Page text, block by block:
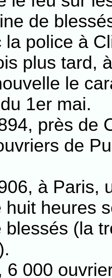
de
police à
plus tard,
le
1er mai.
près de
de
à Paris,
huit heures
blessés (la
6 000